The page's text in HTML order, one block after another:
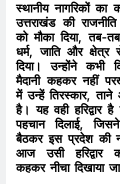
स्थानीय नागरिकों
उत्तराखंड की
को मौका दिया, तब-
धर्म, जाति और
दिया। उन्होंने कभी
मैदानी कहकर नहीं
में उन्हें तिरस्कार, ताने
है। यह वही हरिद्वार
पहचान दिलाई,
बैठकर इस प्रदेश की
आज उसी हरिद्वार
कहकर नीचा दिखाया